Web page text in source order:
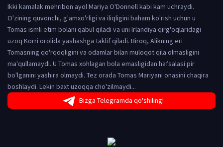
Ikki kamalak mehribon ayol Mariya O'Donnell kabi kam uchraydi.
O'zining quvonchi, g'amxo'rligi va iliqligini baham ko'rish uchun u
Tomas ismli etim bolani qabul qiladi va uni Irlandiya qirg'oqlaridagi
uzoq Korri orolida yashashga taklif qiladi. Biroq, Alikning eri
Tomasning qo'rqoqligini va odamlar bilan muloqot qila olmasligini
ma'qullamaydi. U Tomas xohlagan bola emasligidan hafsalasi pir
bo'lganini yashira olmaydi. Tez orada Tomas Mariyani onasini chaqira
boshlaydi. Lekin baxt uzoqqa cho'zilmaydi...
Bizga Telegramda qo'shiling!